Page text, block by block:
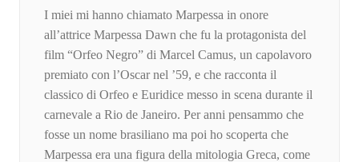
I miei mi hanno chiamato Marpessa in onore
all’attrice Marpessa Dawn che fu la protagonista del
film “Orfeo Negro” di Marcel Camus, un capolavoro
premiato con l’Oscar nel ’59, e che racconta il
classico di Orfeo e Euridice messo in scena durante il
carnevale a Rio de Janeiro. Per anni pensammo che
fosse un nome brasiliano ma poi ho scoperta che
Marpessa era una figura della mitologia Greca, come